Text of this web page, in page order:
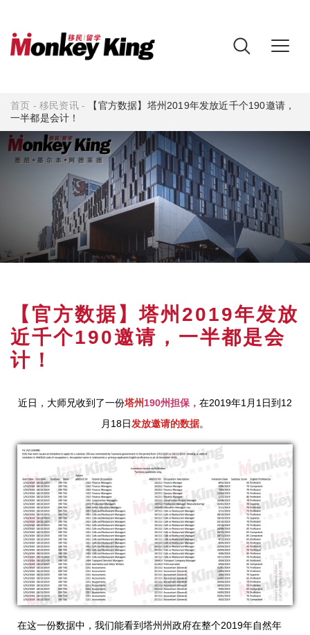
首页 -移民资讯-
【官方数据】塔州2019年发放近千个190邀请，
一半都是会计！
【官方数据】塔州2019年发放
近千个190邀请，一半都是会
计！
近日，大师兄收到了一份塔州190州担保， 在2019年1月1日到12
月18日发放邀请的数据。
在这一份数据中，我们能看到塔州州政府在整个2019年自然年